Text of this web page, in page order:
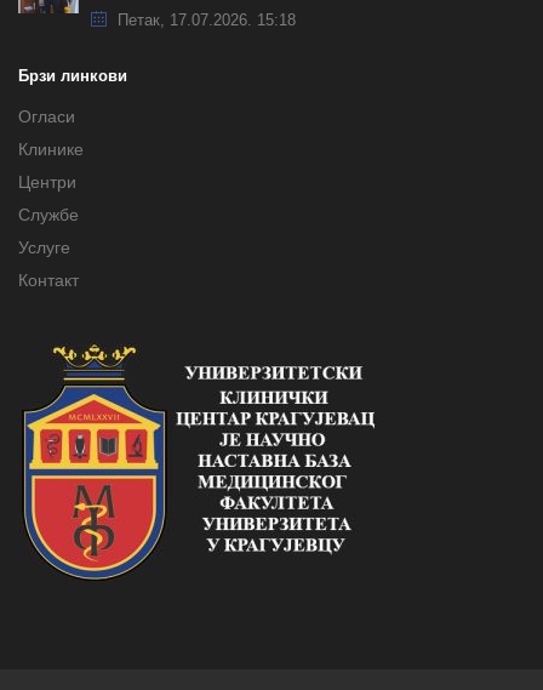
Петак, 17.07.2026. 15:18
Брзи линкови
Огласи
Клинике
Центри
Службе
Услуге
Контакт